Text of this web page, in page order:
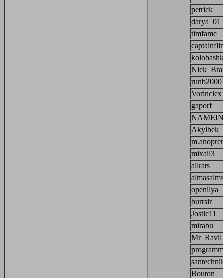
petrick
darya_01
timfame
runb2000
Vorinclex
gaporf
Akylbek
mixail3
allrats
almasalms
openilya
burrsir
Jostic11
mirabu
Mr_Ravil
Bouton